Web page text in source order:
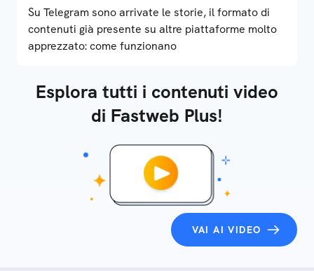
Su Telegram sono arrivate le storie, il formato di
contenuti già presente su altre piattaforme molto
apprezzato: come funzionano
Esplora tutti i contenuti video
di Fastweb Plus!
VAI AI VIDEO